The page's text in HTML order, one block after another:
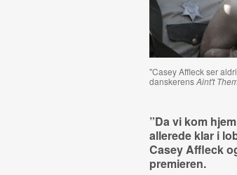
"Casey Affleck ser
danskerensAint't
”Da vi kom hjem
allerede klar i
Casey Affleck
premieren.